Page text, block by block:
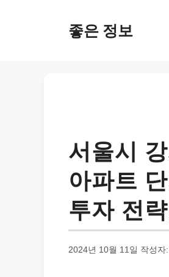
좋은 정보
서울시
아파트
투자 전
2024년 10월 11일 작성자: